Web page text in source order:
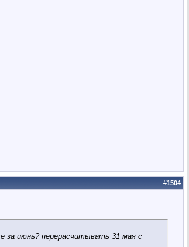
#1504
за июнь? перерасчитывать 31 мая с